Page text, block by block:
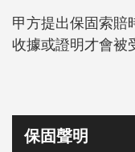
甲方提出保固索賠
收據或證明才會被
保固聲明